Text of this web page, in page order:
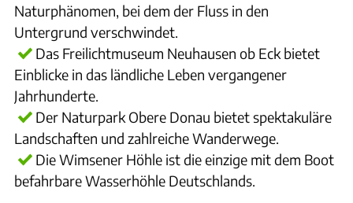
Naturphänomen, bei dem der Fluss in den
Untergrund verschwindet.
Das Freilichtmuseum Neuhausen ob Eck bietet
Einblicke in das ländliche Leben vergangener
Jahrhunderte.
Der Naturpark Obere Donau bietet spektakuläre
Landschaften und zahlreiche Wanderwege.
Die Wimsener Höhle ist die einzige mit dem Boot
befahrbare Wasserhöhle Deutschlands.